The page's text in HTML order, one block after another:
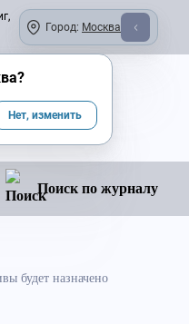
Город: Москва
Поиск по журналу
будет назначено
?
Нет, изменить